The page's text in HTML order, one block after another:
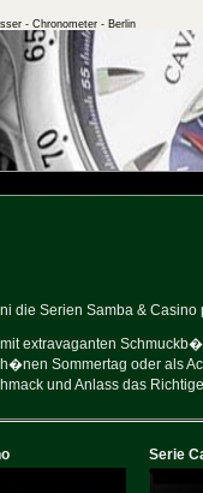
- Chronometer - Berlin
die Serien Samba & Casino
extravaganten
Sommertag oder als
und Anlass das
Serie